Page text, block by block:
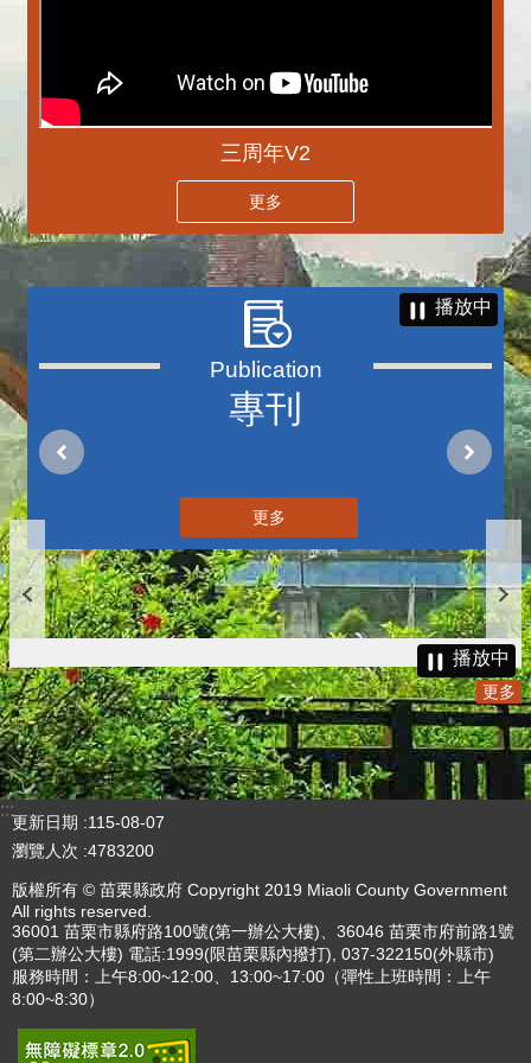
三周年V2
更多
專刊
播放中
更多
播放中
更多
:::
更新日期
115-08-07
瀏覽人次 4783200
版權所有 © 苗栗縣政府 Copyright 2019 Miaoli County Government
All rights reserved.
36001 苗栗市縣府路100號(第一辦公大樓)、36046 苗栗市府前路1號
(第二辦公大樓) 電話:1999(限苗栗縣內撥打), 037-322150(外縣市)
服務時間：上午8:00~12:00、13:00~17:00（彈性上班時間：上午
8:00~8:30）